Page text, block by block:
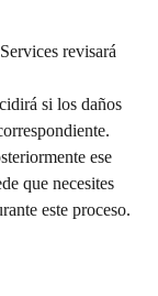
revisará
si los daños
ese
que necesites
este proceso.